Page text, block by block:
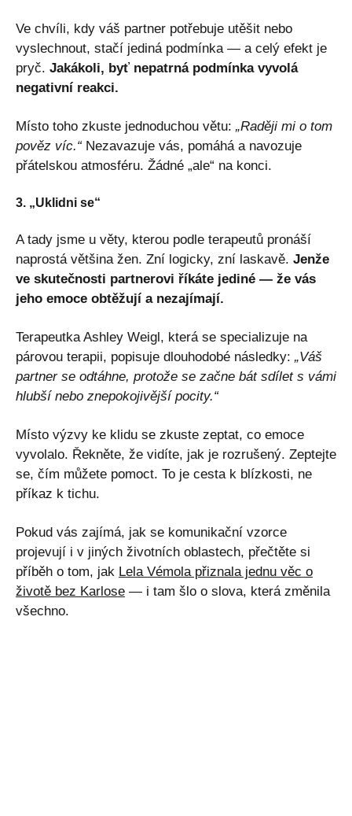
Ve chvíli, kdy váš partner potřebuje utěšit nebo
vyslechnout, stačí jediná podmínka — a celý efekt je
pryč. Jakákoli, byť nepatrná podmínka vyvolá
negativní reakci.
Místo toho zkuste jednoduchou větu: „Raději mi o tom
pověz víc.“ Nezavazuje vás, pomáhá a navozuje
přátelskou atmosféru. Žádné „ale“ na konci.
3. „Uklidni se“
A tady jsme u věty, kterou podle terapeutů pronáší
naprostá většina žen. Zní logicky, zní laskavě. Jenže
ve skutečnosti partnerovi říkáte jediné — že vás
jeho emoce obtěžují a nezajímají.
Terapeutka Ashley Weigl, která se specializuje na
párovou terapii, popisuje dlouhodobé následky: „Váš
partner se odtáhne, protože se začne bát sdílet s vámi
hlubší nebo znepokojivější pocity.“
Místo výzvy ke klidu se zkuste zeptat, co emoce
vyvolalo. Řekněte, že vidíte, jak je rozrušený. Zeptejte
se, čím můžete pomoct. To je cesta k blízkosti, ne
příkaz k tichu.
Pokud vás zajímá, jak se komunikační vzorce
projevují i v jiných životních oblastech, přečtěte si
příběh o tom, jak Lela Vémola přiznala jednu věc o
životě bez Karlose — i tam šlo o slova, která změnila
všechno.